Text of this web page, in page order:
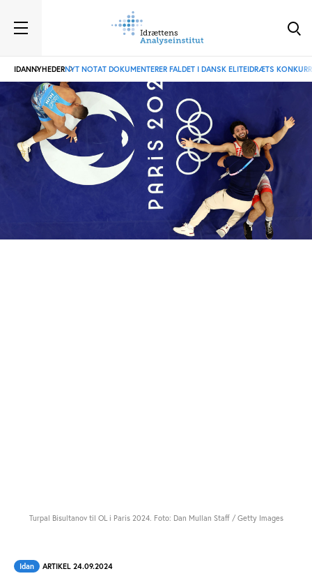
IDANNYHEDERNYT NOTAT DOKUMENTERER FALDET I DANSK ELITEIDRÆTS
Turpal Bisultanov til OL i Paris 2024. Foto: Dan Mullan Staff / Getty Images
Idan ARTIKEL 24.09.2024